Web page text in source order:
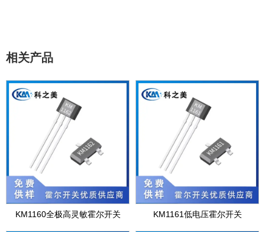
相关产品
KM1160全极高灵敏霍尔开关 KM1161低电压霍尔开关